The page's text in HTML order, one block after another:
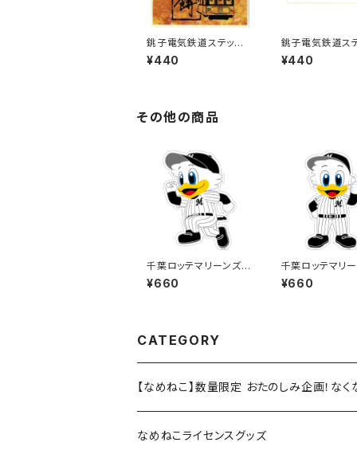
銚子電気鉄道ステッカ
ー5
¥440
銚子電気鉄道ス
ー6
¥440
その他の商品
千葉ロッテマリーンズス
テッカー14（大）
¥660
千葉ロッテマリ
テッカー13（大）
¥660
CATEGORY
【なめねこ】数量限定 おたのしみ企画！な
なめねこライセンスグッズ